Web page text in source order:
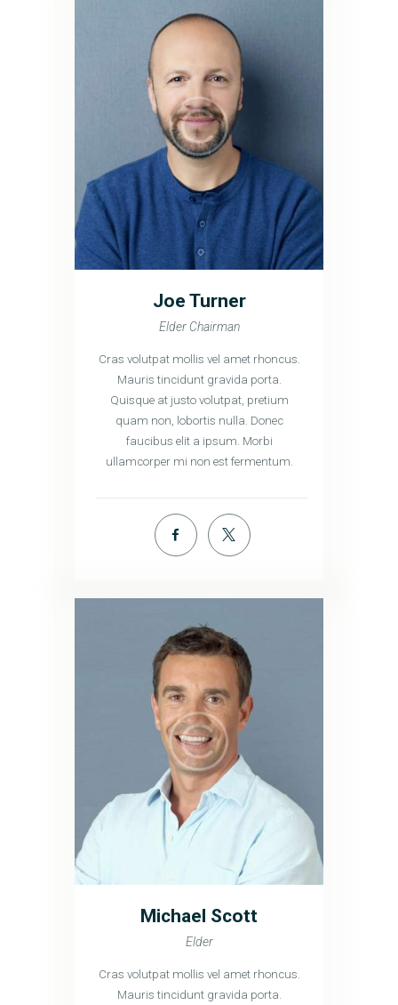
Joe Turner
Elder Chairman
Cras volutpat mollis vel amet rhoncus.
Mauris tincidunt gravida porta.
Quisque at justo volutpat, pretium
quam non, lobortis nulla. Donec
faucibus elit a ipsum. Morbi
ullamcorper mi non est fermentum.
Michael Scott
Elder
Cras volutpat mollis vel amet rhoncus.
Mauris tincidunt gravida porta.